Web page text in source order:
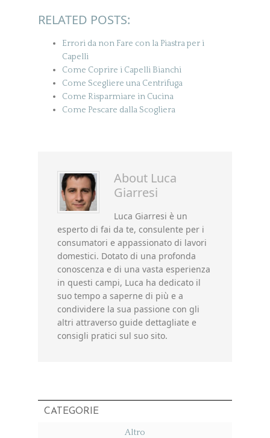
RELATED POSTS:
Errori da non Fare con la Piastra per i
Capelli
Come Coprire i Capelli Bianchi
Come Scegliere una Centrifuga
Come Risparmiare in Cucina
Come Pescare dalla Scogliera
About Luca
Giarresi
Luca Giarresi è un
esperto di fai da te, consulente per i
consumatori e appassionato di lavori
domestici. Dotato di una profonda
conoscenza e di una vasta esperienza
in questi campi, Luca ha dedicato il
suo tempo a saperne di più e a
condividere la sua passione con gli
altri attraverso guide dettagliate e
consigli pratici sul suo sito.
CATEGORIE
Altro